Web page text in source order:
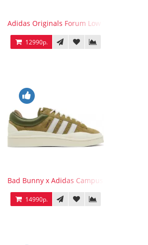
Adidas Originals Forum Low WB White Blue
12990р.
Bad Bunny x Adidas Campus Wild Moss
14990р.